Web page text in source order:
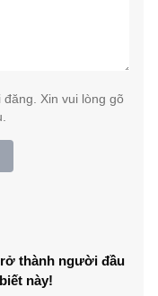
Xin vui lòng gõ
thành người đầu
này!